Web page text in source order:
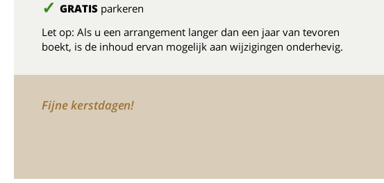
GRATIS parkeren
Let op: Als u een arrangement langer dan een jaar van tevoren
boekt, is de inhoud ervan mogelijk aan wijzigingen onderhevig.
Fijne kerstdagen!